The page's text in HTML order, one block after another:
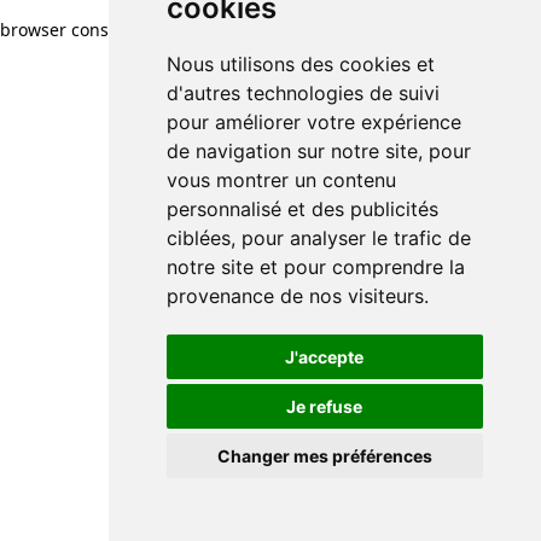
cookies
Nous utilisons des cookies et
d'autres technologies de suivi
pour améliorer votre expérience
de navigation sur notre site, pour
vous montrer un contenu
personnalisé et des publicités
ciblées, pour analyser le trafic de
notre site et pour comprendre la
provenance de nos visiteurs.
J'accepte
Je refuse
Changer mes préférences
browser console for more information)